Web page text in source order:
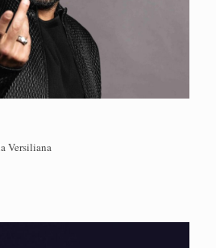
Versiliana